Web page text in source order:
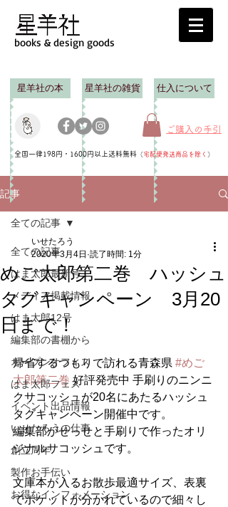
books & design goods
星羊社の本 星羊社の雑貨 仕入について
ご購入の手引
全国一律198円・1600円以上送料無料 （宅配便発送商品を除く ）
記事
全ての記事
はま太郎最新号
メディア掲載情報
はま太郎12号
編集部の書棚から
オープンオフィス
はま太郎フェス
イベント出品情報
いせたろうの仕事
創立周年
製作お手伝い
お得なインフォメーション
全ての記事
めご太郎第二巻 ハッシュ
タグキャンペーン 3月20
日まで！
いせたろう
2020年3月4日 読了時間: 1分
帰省するつもりで訪れる青森県 #めご
太郎第二巻 好評発売中 手刷りのニンニ
クサコッシュが20名にあたるハッシュ
タグキャンペーン開催中です。
編集部がせっせと手刷りで作ったオリ
ジナルサコッシュです。
文庫本が入るお散歩最適サイズ、表裏
でポケットが分かれているので細々し